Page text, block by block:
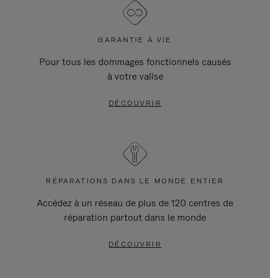
GARANTIE À VIE
Pour tous les dommages fonctionnels causés
à votre valise
DÉCOUVRIR
RÉPARATIONS DANS LE MONDE ENTIER
Accédez à un réseau de plus de 120 centres de
réparation partout dans le monde
DÉCOUVRIR